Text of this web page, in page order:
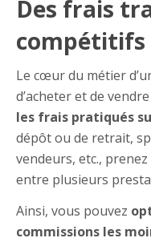
Des frais
compétitifs
Le cœur du métier
d’acheter et de
les frais pratiqués
dépôt ou de retrait,
vendeurs, etc.,
entre plusieurs
Ainsi, vous pouvez
commissions les